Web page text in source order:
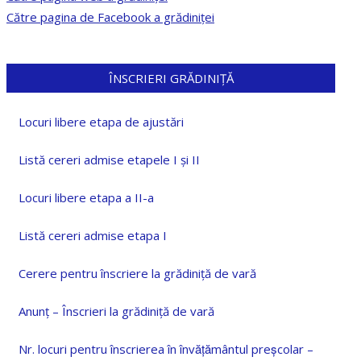
Către pagina de Facebook a grădiniței
ÎNSCRIERI GRĂDINIȚĂ
Locuri libere etapa de ajustări
Listă cereri admise etapele I și II
Locuri libere etapa a II-a
Listă cereri admise etapa I
Cerere pentru înscriere la grădiniță de vară
Anunț – Înscrieri la grădiniță de vară
Nr. locuri pentru înscrierea în învățământul preșcolar –